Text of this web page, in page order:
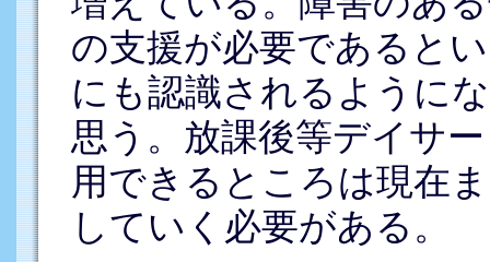
の支援が必要であると
にも認識されるように
思う。放課後等デイサ
用できるところは現在
していく必要がある。